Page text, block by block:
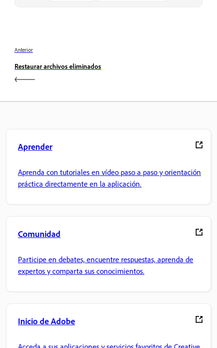
Anterior
Restaurar archivos eliminados
Aprender
Aprenda con tutoriales en vídeo paso a paso y orientación
práctica directamente en la aplicación.
Comunidad
Participe en debates, encuentre respuestas, aprenda de
expertos y comparta sus conocimientos.
Inicio de Adobe